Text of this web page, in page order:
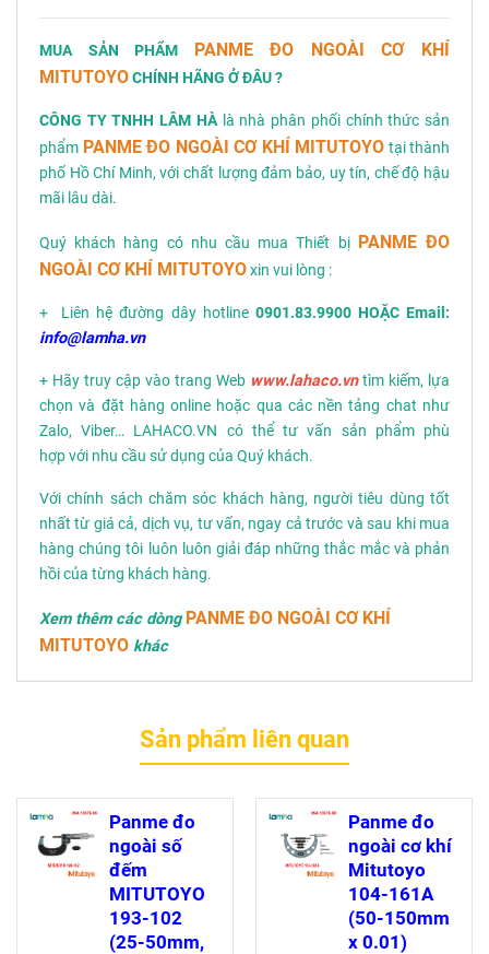
MUA SẢN PHẨM PANME ĐO NGOÀI CƠ KHÍ
MITUTOYOCHÍNH HÃNG Ở ĐÂU ?
CÔNG TY TNHH LÂM HÀlà nhà phân phối chính thức sản
phẩm PANME ĐO NGOÀI CƠ KHÍ MITUTOYO tại thành
phố Hồ Chí Minh, với chất lượng đảm bảo, uy tín, chế độ hậu
mãi lâu dài.
Quý khách hàng có nhu cầu mua Thiết bị PANME ĐO
NGOÀI CƠ KHÍ MITUTOYOxin vui lòng :
+ Liên hệ đường dây hotline 0901.83.9900 HOẶC Email:
info@lamha.vn
+ Hãy truy cập vào trang Web www.lahaco.vntìm kiếm, lựa
chọn và đặt hàng online hoặc qua các nền tảng chat như
Zalo, Viber… LAHACO.VN có thể tư vấn sản phẩm phù
hợp với nhu cầu sử dụng của Quý khách.
Với chính sách chăm sóc khách hàng, người tiêu dùng tốt
nhất từ giá cả, dịch vụ, tư vấn, ngay cả trước và sau khi mua
hàng chúng tôi luôn luôn giải đáp những thắc mắc và phản
hồi của từng khách hàng.
Xem thêm các dòng PANME ĐO NGOÀI CƠ KHÍ
MITUTOYO khác
Sản phẩm liên quan
Panme đo
ngoài số
đếm
MITUTOYO
193-102
(25-50mm,
Panme đo
ngoài cơ khí
Mitutoyo
104-161A
(50-150mm
x 0.01)